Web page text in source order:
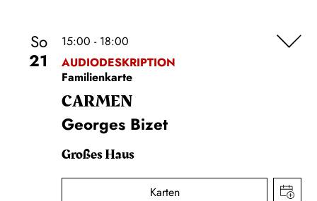
So
21
15:00 - 18:00
AUDIODESKRIPTION
Familienkarte
CARMEN
Georges Bizet
Großes Haus
Karten